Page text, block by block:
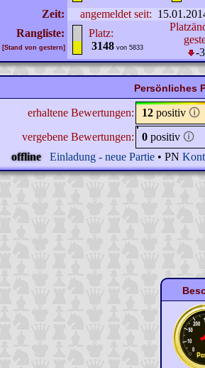
Zeit:
angemeldet seit:
Rangliste:
[Stand von gestern]
Platz:
3148 von 5833
-
Persönliches
erhaltene Bewertungen: 12 positiv 🛈
vergebene Bewertungen:
0 positiv 🛈
offline
Einladung - neue Partie • PN